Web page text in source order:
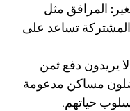
المرافق مثل
تساعد على
يريدون دفع ثمن
مساكن مدعومة
حياتهم.